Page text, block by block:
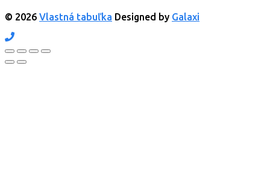
© 2026 Vlastná tabuľka Designed by Galaxi